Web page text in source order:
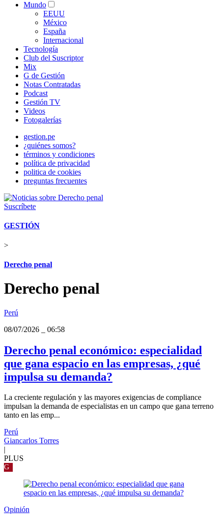
Mundo
EEUU
México
España
Internacional
Tecnología
Club del Suscriptor
Mix
G de Gestión
Notas Contratadas
Podcast
Gestión TV
Videos
Fotogalerías
gestion.pe
¿quiénes somos?
términos y condiciones
política de privacidad
politica de cookies
preguntas frecuentes
Suscríbete
GESTIÓN
>
Derecho penal
Derecho penal
Perú
08/07/2026
06:58
Derecho penal económico: especialidad
que gana espacio en las empresas, ¿qué
impulsa su demanda?
La creciente regulación y las mayores exigencias de compliance
impulsan la demanda de especialistas en un campo que gana terreno
tanto en las emp...
Perú
Giancarlos Torres
PLUS
G
Opinión